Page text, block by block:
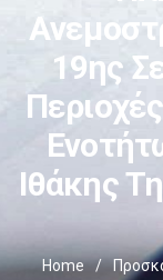
19ης
Ιθάκης
Home /